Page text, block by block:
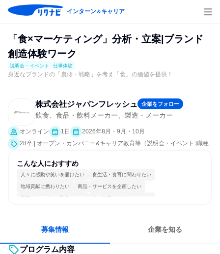
インターン＆キャリア
「食×マーケティング」分析・立案|ブランド
創造体験ワーク
説明会・イベント 仕事体験
身近なブランドの「裏側・戦略」を考え「食」の価値を提供！
株式会社ジャパンフレッシュ 企業をフォロー
飲食、食品・飲料メーカー、製造・メーカー
オンライン 1日
2026年8月・9月・10月
28卒 | オープン・カンパニー&キャリア教育等（説明会・イベント [職種
こんな人におすすめ
人々に感動や笑いを届けたい 食生活・食育に関わりたい
地域貢献に携わりたい 商品・サービスを企画したい
商品・サービスを製作したい 人の仕事をサポートしたい
募集情報 企業を知る
プログラム内容